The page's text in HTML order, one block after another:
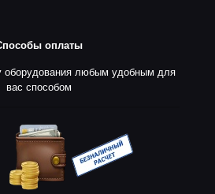
оплаты
оборудования любым удобным для
вас способом